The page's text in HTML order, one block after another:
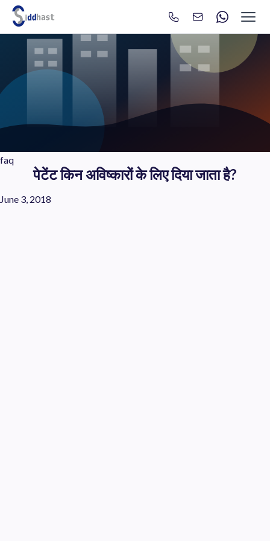
Search site via Google Search
faq
पेटेंट किन अविष्कारों के लिए दिया जाता है?
June 3, 2018